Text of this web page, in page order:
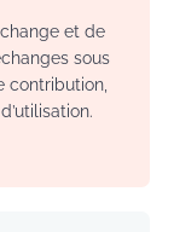
et de
sous
contribution,